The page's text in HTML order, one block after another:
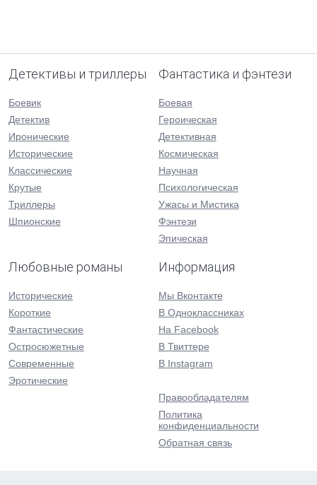
Детективы и триллеры
Боевик
Детектив
Иронические
Исторические
Классические
Крутые
Триллеры
Шпионские
Фантастика и фэнтези
Боевая
Героическая
Детективная
Космическая
Научная
Психологическая
Ужасы и Мистика
Фэнтези
Эпическая
Любовные романы
Исторические
Короткие
Фантастические
Остросюжетные
Современные
Эротические
Информация
Мы Вконтакте
В Одноклассниках
На Facebook
В Твиттере
В Instagram
Правообладателям
Политика
конфиденциальности
Обратная связь